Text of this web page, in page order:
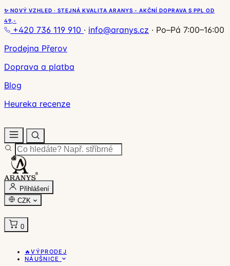
✨ NOVÝ VZHLED · STEJNÁ KVALITA ARANYS - AKČNÍ DOPRAVA S PPL OD
49,-
+420 736 119 910 · info@aranys.cz · Po–Pá 7:00–16:00
Prodejna Přerov
Doprava a platba
Blog
Heureka recenze
Přihlášení
CZK
0
🔥VÝPRODEJ
NÁUŠNICE